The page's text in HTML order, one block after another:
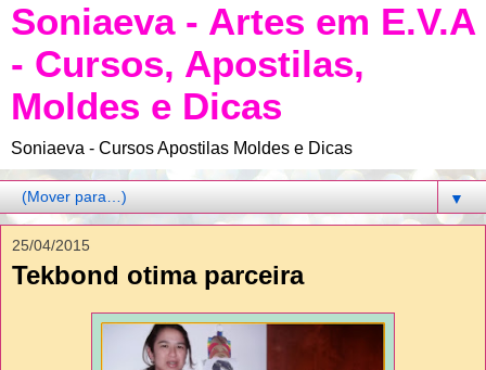
Soniaeva - Artes em E.V.A
- Cursos, Apostilas,
Moldes e Dicas
Soniaeva - Cursos Apostilas Moldes e Dicas
▼
25/04/2015
Tekbond otima parceira